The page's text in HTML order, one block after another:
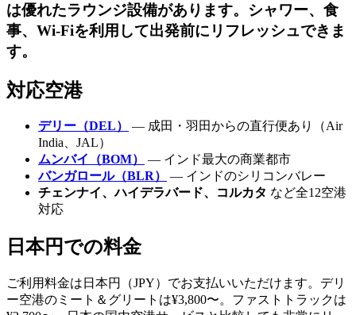
は優れたラウンジ設備があります。シャワー、食
事、Wi-Fiを利用して出発前にリフレッシュできま
す。
対応空港
デリー（DEL）
— 成田・羽田からの直行便あり（Air
India、JAL）
ムンバイ（BOM）
— インド最大の商業都市
バンガロール（BLR）
— インドのシリコンバレー
チェンナイ、ハイデラバード、コルカタ など全12空港
対応
日本円での料金
ご利用料金は日本円（JPY）でお支払いいただけます。デリ
ー空港のミート＆グリートは¥3,800〜。ファストトラックは